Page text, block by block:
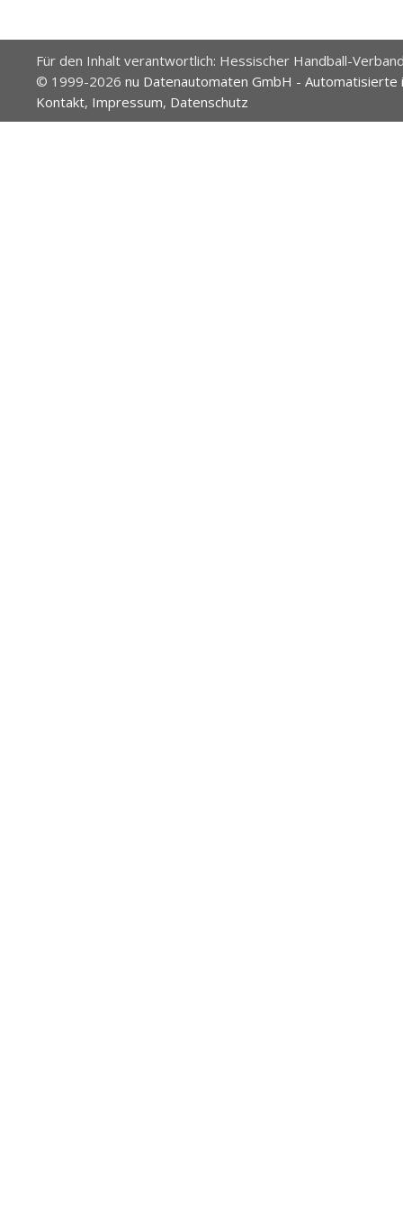
Für den Inhalt verantwortlich: Hessischer Handball-
© 1999-2026 nu Datenautomaten GmbH -
Kontakt, Impressum, Datenschutz